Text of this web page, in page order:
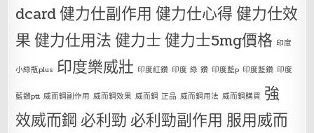
dcard健力仕副作用 健力仕心得健力仕效
果健力仕用法健力士健力士5mg價格 印度
小綠瓶plus 印度樂威壯 印度紅鑽 印度 綠 鑽 印度藍p 印度藍鑽 印度
藍鑽ptt 威而鋼副作用 威而鋼效果 威而鋼 正品 威而鋼用法 威而鋼購買 強
效威而鋼 必利勁 必利勁副作用 服用威而